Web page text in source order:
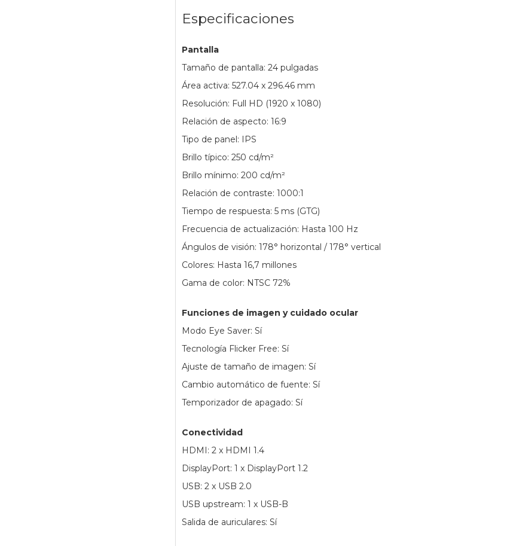
Especificaciones
Pantalla
Tamaño de pantalla: 24 pulgadas
Área activa: 527.04 x 296.46 mm
Resolución: Full HD (1920 x 1080)
Relación de aspecto: 16:9
Tipo de panel: IPS
Brillo típico: 250 cd/m²
Brillo mínimo: 200 cd/m²
Relación de contraste: 1000:1
Tiempo de respuesta: 5 ms (GTG)
Frecuencia de actualización: Hasta 100 Hz
Ángulos de visión: 178° horizontal / 178° vertical
Colores: Hasta 16,7 millones
Gama de color: NTSC 72%
Funciones de imagen y cuidado ocular
Modo Eye Saver: Sí
Tecnología Flicker Free: Sí
Ajuste de tamaño de imagen: Sí
Cambio automático de fuente: Sí
Temporizador de apagado: Sí
Conectividad
HDMI: 2 x HDMI 1.4
DisplayPort: 1 x DisplayPort 1.2
USB: 2 x USB 2.0
USB upstream: 1 x USB-B
Salida de auriculares: Sí